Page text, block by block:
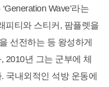
Wave’라는
피티와 스티커, 팜플렛을
선전하는 등 왕성하게
2010년 그는 군부에 체
국내외적인 석방 운동에